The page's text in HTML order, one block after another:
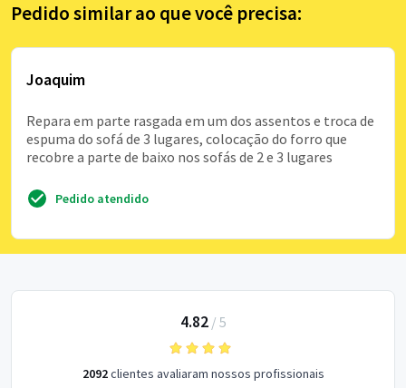
Pedido similar ao que você precisa:
Joaquim
Repara em parte rasgada em um dos assentos e troca de
espuma do sofá de 3 lugares, colocação do forro que
recobre a parte de baixo nos sofás de 2 e 3 lugares
Pedido atendido
4.82/ 5
2092clientes avaliaram nossos profissionais